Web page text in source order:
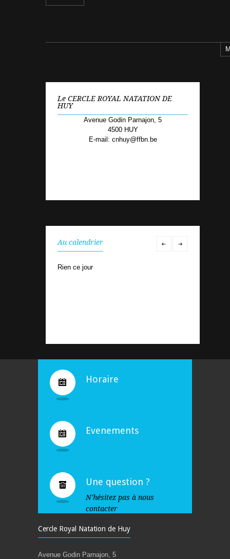
Le CERCLE ROYAL NATATION DE
HUY
Avenue Godin Parnajon, 5
4500 HUY
E-mail: cnhuy@ffbn.be
Au calendrier
Rien ce jour
Horaire
Evenements
Une question ?
N'hésitez pas à nous
contacter
Cercle Royal Natation de Huy
Avenue Godin Parnajon, 5